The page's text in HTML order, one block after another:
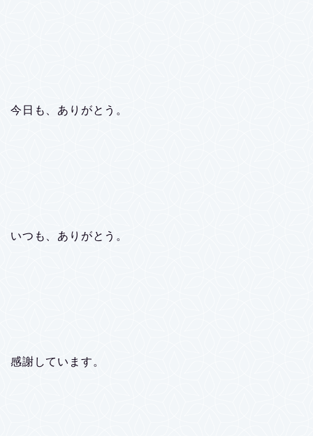
今日も、ありがとう。
いつも、ありがとう。
感謝しています。